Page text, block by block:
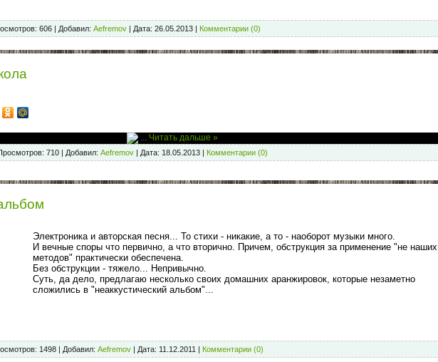
606 | Добавил: Aefremov | Дата: 26.05.2013 | Комментарии (0)
Читать дальше »
710 | Добавил: Aefremov | Дата: 18.05.2013 | Комментарии (0)
Электроника и авторская песня... То стихи - никакие, а то - наоборот музыки много.
И вечные споры что первично, а что вторично. Причем, обструкция за применение "не наших
методов" практически обеспечена.
Без обструкции - тяжело... Непривычно.
Суть, да дело, предлагаю несколько своих домашних аранжировок, которые незаметно
сложились в "неаккустический альбом"...
1498 Добавил: Aefremov Дата: 11.12.2011 Комментарии (0)